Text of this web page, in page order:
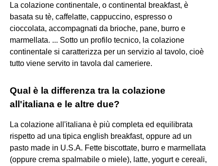
La colazione continentale, o continental breakfast, è
basata su tè, caffelatte, cappuccino, espresso o
cioccolata, accompagnati da brioche, pane, burro e
marmellata. ... Sotto un profilo tecnico, la colazione
continentale si caratterizza per un servizio al tavolo, cioè
tutto viene servito in tavola dal cameriere.
Qual è la differenza tra la colazione
all'italiana e le altre due?
La colazione all'italiana è più completa ed equilibrata
rispetto ad una tipica english breakfast, oppure ad un
pasto made in U.S.A. Fette biscottate, burro e marmellata
(oppure crema spalmabile o miele), latte, yogurt e cereali,